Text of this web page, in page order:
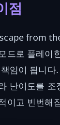
점
from
드로 플레이
임이 됩니다
난이도를 조
이고 빈번해